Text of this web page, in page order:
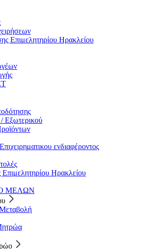
Επιμελητηρίου Ηρακλείου
Εξωτερικού
ενδιαφέροντος
Επιμελητηρίου Ηρακλείου
ΜΕΛΩΝ